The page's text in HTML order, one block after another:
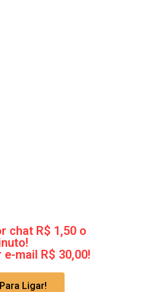
chat R$ 1,50 o
mail R$ 30,00!
Ligar!